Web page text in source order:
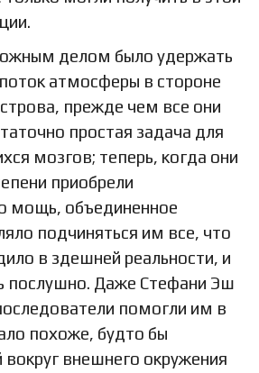
делом было удержать
атмосферы в стороне
прежде чем все они
простая задача для
мозгов; теперь, когда они
приобрели
мощь, объединенное
подчиняться им все, что
в здешней реальности, и
послушно. Даже Стефани Эш
помогли им в
похоже, будто бы
внешнего окружения